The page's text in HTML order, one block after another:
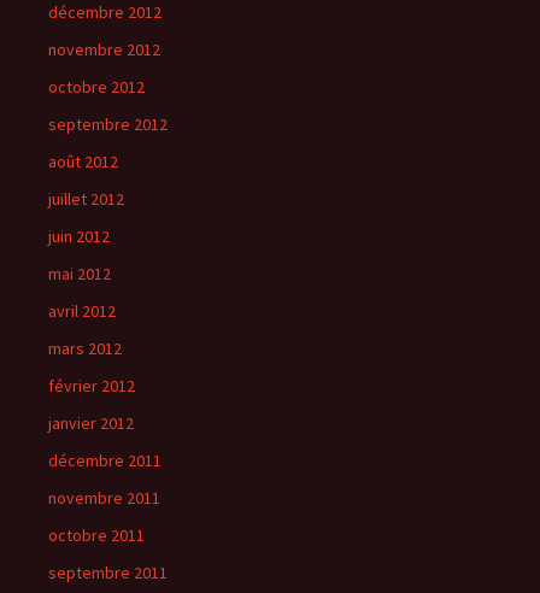
décembre 2012
novembre 2012
octobre 2012
septembre 2012
août 2012
juillet 2012
juin 2012
mai 2012
avril 2012
mars 2012
février 2012
janvier 2012
décembre 2011
novembre 2011
octobre 2011
septembre 2011